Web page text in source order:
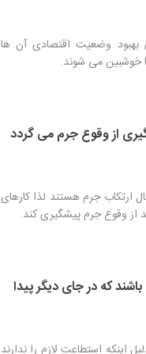
بهبود وضعیت اقتصادی آن ها
خوشبین می شوند.‌
از وقوع جرم می گردد
ارتکاب جرم هستند لذا کارهای
از وقوع جرم پیشگیری کند.‌
که در جای دیگر پیدا
اینکه استطاعت لازم را ندارند